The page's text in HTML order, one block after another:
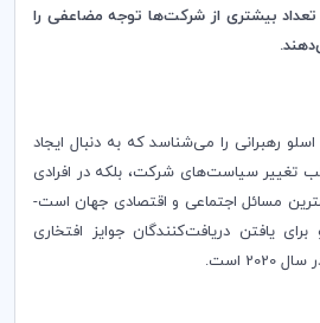
بیشتری از شرکت‌ها توجه مضاعفی را
رهبرانی را می‌شناسد که به دنبال ایجاد
تغییر سیاست‌های شرکت، بلکه در افرادی
مسائل اجتماعی و اقتصادی جهان است-
یافتن دریافت‌کنندگان جوایز افتخاری
است
.